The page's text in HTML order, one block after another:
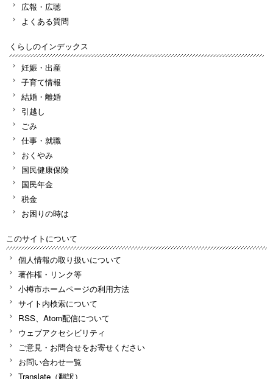
広報・広聴
よくある質問
くらしのインデックス
妊娠・出産
子育て情報
結婚・離婚
引越し
ごみ
仕事・就職
おくやみ
国民健康保険
国民年金
税金
お困りの時は
このサイトについて
個人情報の取り扱いについて
著作権・リンク等
小樽市ホームページの利用方法
サイト内検索について
RSS、Atom配信について
ウェブアクセシビリティ
ご意見・お問合せをお寄せください
お問い合わせ一覧
Translate（翻訳）